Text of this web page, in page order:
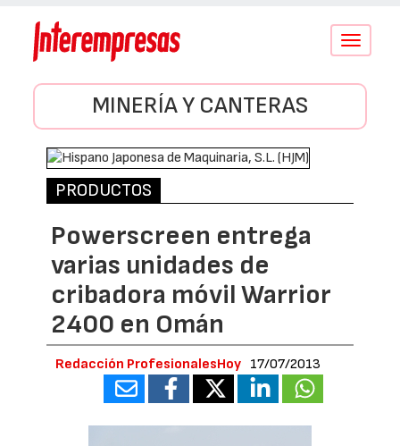
Conmutar
MINERÍA Y CANTERAS
PRODUCTOS
Powerscreen entrega
varias unidades de
cribadora móvil Warrior
2400 en Omán
Redacción ProfesionalesHoy 17/07/2013